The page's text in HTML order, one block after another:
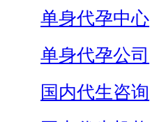
单身代孕中心
单身代孕公司
国内代生咨询